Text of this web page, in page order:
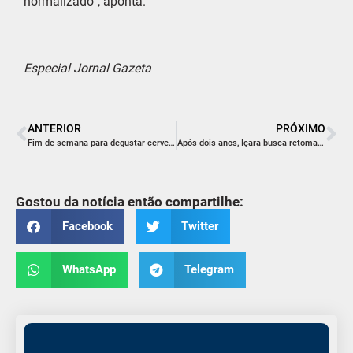
Especial Jornal Gazeta
ANTERIOR
Fim de semana para degustar cervejas especiais
PRÓXIMO
Após dois anos, Içara busca retomar coleta seletiva
Gostou da notícia então compartilhe:
Facebook Twitter
WhatsApp Telegram